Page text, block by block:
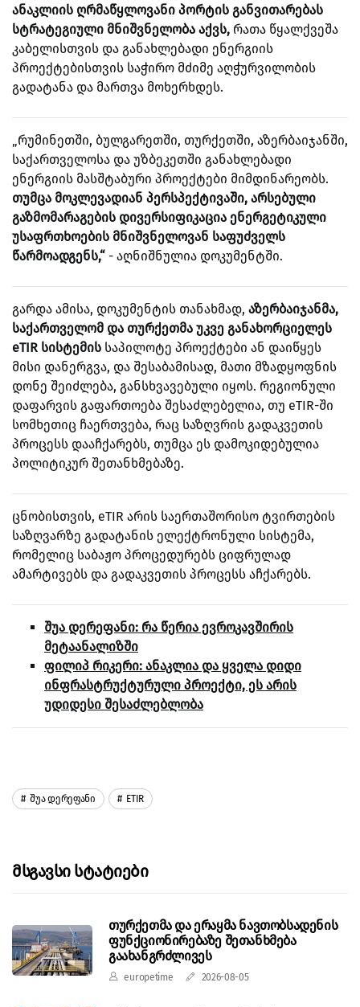
ანაკლიის ღრმაწყლოვანი პორტის განვითარებას
სტრატეგიული მნიშვნელობა აქვს, რათა წყალქვეშა
კაბელისთვის და განახლებადი ენერგიის
პროექტებისთვის საჭირო მძიმე აღჭურვილობის
გადატანა და მართვა მოხერხდეს.
„რუმინეთში, ბულგარეთში, თურქეთში, აზერბაიჯანში,
საქართველოსა და უზბეკეთში განახლებადი
ენერგიის მასშტაბური პროექტები მიმდინარეობს.
თუმცა მოკლევადიან პერსპექტივაში, არსებული
გაზმომარაგების დივერსიფიკაცია ენერგეტიკული
უსაფრთხოების მნიშვნელოვან საფუძველს
წარმოადგენს,“ - აღნიშნულია დოკუმენტში.
გარდა ამისა, დოკუმენტის თანახმად, აზერბაიჯანმა,
საქართველომ და თურქეთმა უკვე განახორციელეს
eTIR სისტემის საპილოტე პროექტები ან დაიწყეს
მისი დანერგვა, და შესაბამისად, მათი მზადყოფნის
დონე შეიძლება, განსხვავებული იყოს. რეგიონული
დაფარვის გაფართოება შესაძლებელია, თუ eTIR-ში
სომხეთიც ჩაერთვება, რაც საზღვრის გადაკვეთის
პროცესს დააჩქარებს, თუმცა ეს დამოკიდებულია
პოლიტიკურ შეთანხმებაზე.
ცნობისთვის, eTIR არის საერთაშორისო ტვირთების
საზღვარზე გადატანის ელექტრონული სისტემა,
რომელიც საბაჟო პროცედურებს ციფრულად
ამარტივებს და გადაკვეთის პროცესს აჩქარებს.
შუა დერეფანი: რა წერია ევროკავშირის
მეტაანალიზში
ფილიპ რიკერი: ანაკლია და ყველა დიდი
ინფრასტრუქტურული პროექტი, ეს არის
უდიდესი შესაძლებლობა
Შუა Დერეფანი ETIR
Მსგავსი Სტატიები
თურქეთმა და ერაყმა ნავთობსადენის
ფუნქციონირებაზე შეთანხმება
გაახანგრძლივეს
europetime 2026-08-05